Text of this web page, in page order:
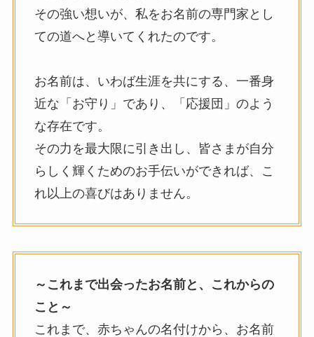
その強い想いが、私をお名前の専門家とし
ての道へと導いてくれたのです。
お名前は、いわば生涯を共にする、一番身
近な「お守り」であり、「応援団」のよう
な存在です。
その力を最大限に引き出し、皆さまが自分
らしく輝くためのお手伝いができれば、こ
れ以上の喜びはありません。
～これまで出会ったお名前と、これからの
こと～
これまで、赤ちゃんの名付けから、お名前